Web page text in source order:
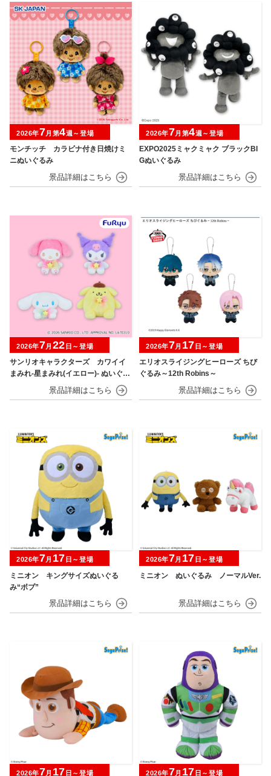
モンチッチ カラビナ付き日焼けミ
ニぬいぐるみ
2026年7月第4週～登場
EXPO2025ミャクミャク ブラックBI
Gぬいぐるみ
2026年7月第4週～登場
サンリオキャラクターズ カワイイ
まみれ-星まみれ(イエロー)- ぬいぐる
2026年7月 22 日～登場
エリオスライジングヒーローズ ちび
ぐるみ～12th Robins～
2026年7月 17 日～登場
ミニオン キングサイズぬいぐる
み“ボブ”
2026年7月 17 日～登場
ミニオン ぬいぐるみ ノーマルVer.
2026年7月 17 日～登場
2026年7月 17 日～登場 2026年7月 17 日～登場